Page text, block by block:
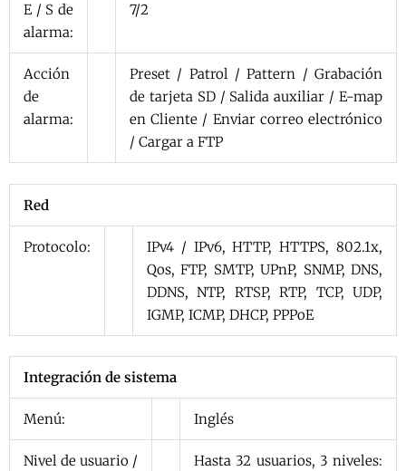
E / S de
alarma:
7/2
Acción
de
alarma:
Preset / Patrol / Pattern / Grabación
de tarjeta SD / Salida auxiliar / E-map
en Cliente / Enviar correo electrónico
/ Cargar a FTP
Red
Protocolo:
IPv4 / IPv6, HTTP, HTTPS, 802.1x,
Qos, FTP, SMTP, UPnP, SNMP, DNS,
DDNS, NTP, RTSP, RTP, TCP, UDP,
IGMP, ICMP, DHCP, PPPoE
Integración de sistema
Menú: Inglés
Nivel de usuario /
Hasta 32 usuarios, 3 niveles: